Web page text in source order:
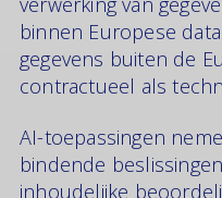
binnen Europese
gegevens buiten de
contractueel als
AI-toepassingen
bindende
inhoudelijke